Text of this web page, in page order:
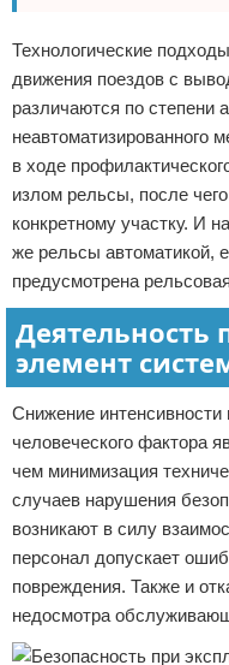
Технологические
движения поездов с
различаются по степени
неавтоматизированного
в ходе
излом рельсы, после
конкретному участку. И
же рельсы автоматикой,
предусмотрена
Деятельность
элемент
Снижение интенсивности
человеческого фактора
чем минимизация
случаев нарушения
возникают в силу
персонал допускает
повреждения. Также и
недосмотра